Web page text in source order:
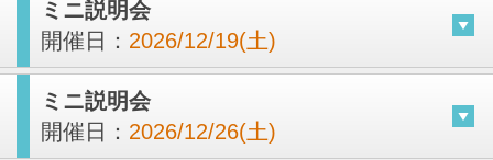
ミニ説明会
開催日： 2026/12/19(土)
ミニ説明会
開催日： 2026/12/26(土)